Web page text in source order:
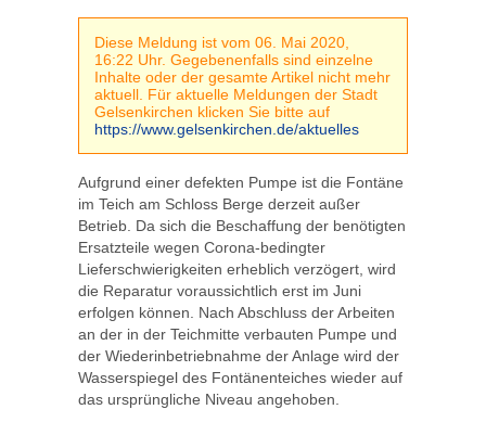
Diese Meldung ist vom 06. Mai 2020,
16:22 Uhr. Gegebenenfalls sind einzelne
Inhalte oder der gesamte Artikel nicht mehr
aktuell. Für aktuelle Meldungen der Stadt
Gelsenkirchen klicken Sie bitte auf
https://www.gelsenkirchen.de/aktuelles
Aufgrund einer defekten Pumpe ist die Fontäne
im Teich am Schloss Berge derzeit außer
Betrieb. Da sich die Beschaffung der benötigten
Ersatzteile wegen Corona-bedingter
Lieferschwierigkeiten erheblich verzögert, wird
die Reparatur voraussichtlich erst im Juni
erfolgen können. Nach Abschluss der Arbeiten
an der in der Teichmitte verbauten Pumpe und
der Wiederinbetriebnahme der Anlage wird der
Wasserspiegel des Fontänenteiches wieder auf
das ursprüngliche Niveau angehoben.